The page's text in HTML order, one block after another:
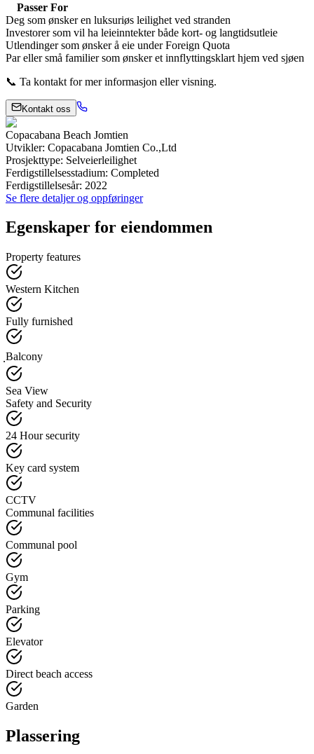
Passer For
Deg som ønsker en luksuriøs leilighet ved stranden
Investorer som vil ha leieinntekter både kort- og langtidsutleie
Utlendinger som ønsker å eie under Foreign Quota
Par eller små familier som ønsker et innflyttingsklart hjem ved sjøen
📞 Ta kontakt for mer informasjon eller visning.
Kontakt oss
Copacabana Beach Jomtien
Utvikler: Copacabana Jomtien Co.,Ltd
Prosjekttype: Selveierleilighet
Ferdigstillelsesstadium: Completed
Ferdigstillelsesår: 2022
Se flere detaljer og oppføringer
Egenskaper for eiendommen
Property features
Western Kitchen
Fully furnished
ฺBalcony
Sea View
Safety and Security
24 Hour security
Key card system
CCTV
Communal facilities
Communal pool
Gym
Parking
Elevator
Direct beach access
Garden
Plassering